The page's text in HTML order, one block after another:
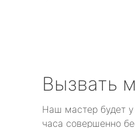
Вызвать
Наш мастер будет
часа совершенно